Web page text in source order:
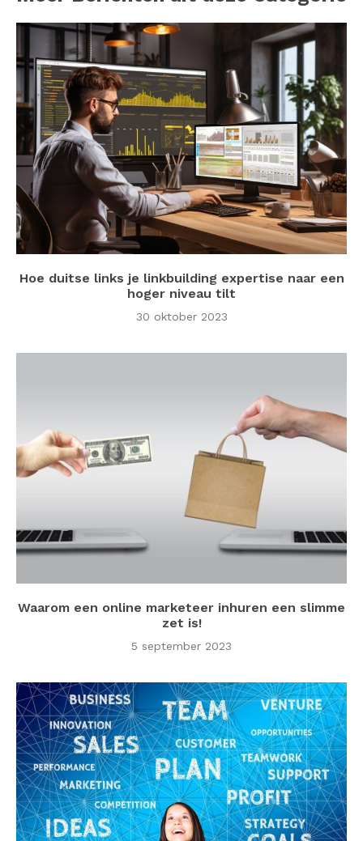
Hoe duitse links je linkbuilding expertise naar een
hoger niveau tilt
30 oktober 2023
Waarom een online marketeer inhuren een slimme
zet is!
5 september 2023